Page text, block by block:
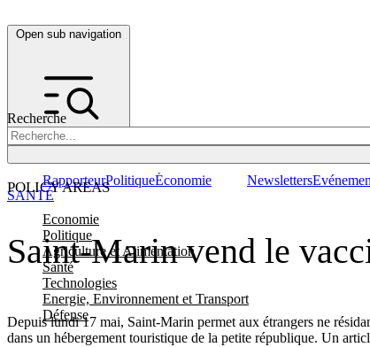
Open sub navigation
Recherche
POLICY AREAS
Economie
Politique
Agriculture et Alimentation
Santé
Technologies
Energie, Environnement et Transport
Défense
RapporteurPolitiqueÉconomie Newsletters
Saint-Marin vend le
Depuis lundi 17 mai, Saint-Marin permet aux étrangers ne
dans un hébergement touristique de la petite république. Un
SANTÉ